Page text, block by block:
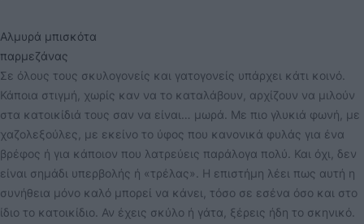
Αλμυρά μπισκότα
παρμεζάνας
Σε όλους τους σκυλογονείς και γατογονείς υπάρχει κάτι κοινό.
Κάποια στιγμή, χωρίς καν να το καταλάβουν, αρχίζουν να μιλούν
στα κατοικίδιά τους σαν να είναι… μωρά. Με πιο γλυκιά φωνή, με
χαζολεξούλες, με εκείνο το ύφος που κανονικά φυλάς για ένα
βρέφος ή για κάποιον που λατρεύεις παράλογα πολύ. Και όχι, δεν
είναι σημάδι υπερβολής ή «τρέλας». Η επιστήμη λέει πως αυτή η
συνήθεια μόνο καλό μπορεί να κάνει, τόσο σε εσένα όσο και στο
ίδιο το κατοικίδιο. Αν έχεις σκύλο ή γάτα, ξέρεις ήδη το σκηνικό.